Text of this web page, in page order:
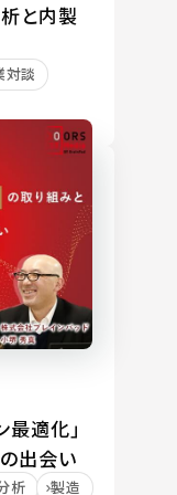
と内製
対談
最適化」
出会い
析
製造